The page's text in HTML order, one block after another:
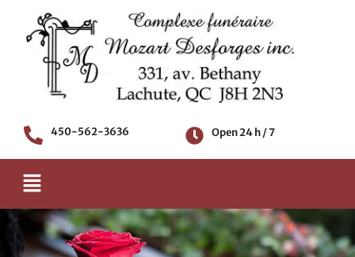
content
450-562-3636 Open 24 h / 7
Menu